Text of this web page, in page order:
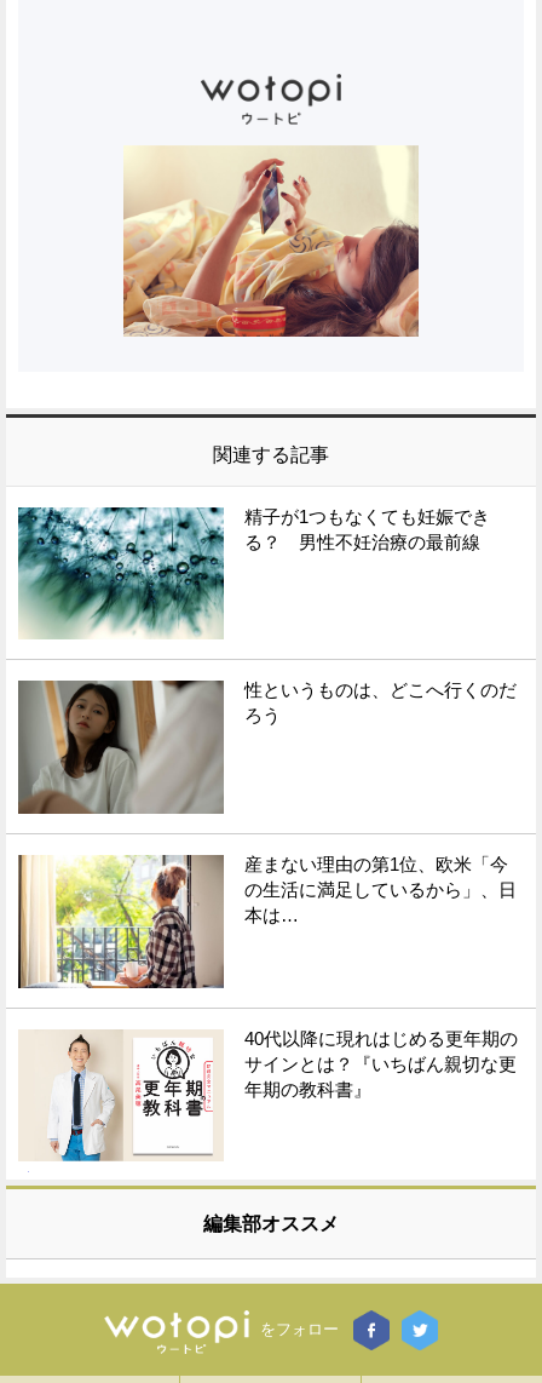
関連する記事
精子が1つもなくても妊娠でき
る？ 男性不妊治療の最前線
性というものは、どこへ行くのだ
ろう
産まない理由の第1位、欧米「今
の生活に満足しているから」、日
本は…
40代以降に現れはじめる更年期の
サインとは？『いちばん親切な更
年期の教科書』
編集部オススメ
をフォロー